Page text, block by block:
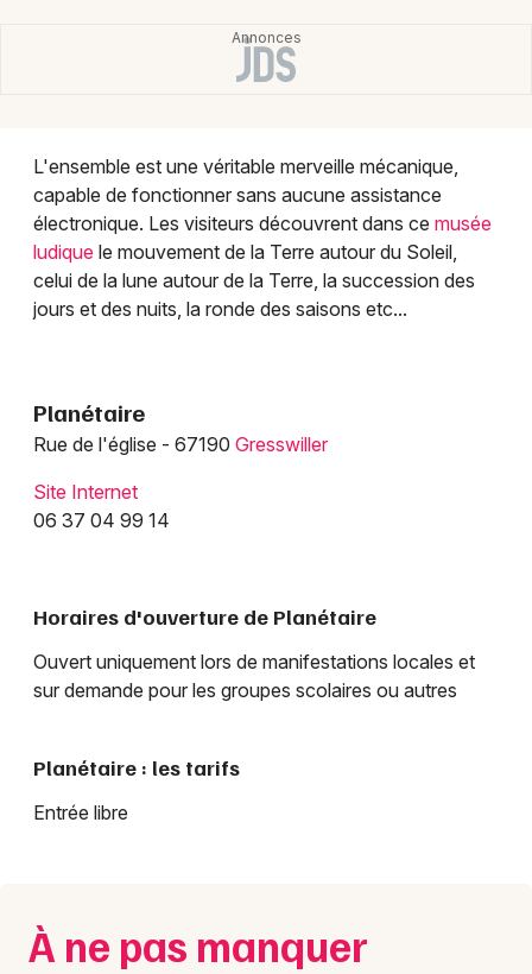
Magazine à Strasbourg
Actus tourisme & loisirs
Restaurants
Choisir mes départements
L'ensemble est une véritable merveille mécanique,
capable de fonctionner sans aucune assistance
électronique. Les visiteurs découvrent dans ce musée
ludique le mouvement de la Terre autour du Soleil,
celui de la lune autour de la Terre, la succession des
jours et des nuits, la ronde des saisons etc...
Planétaire
Rue de l'église - 67190 Gresswiller
Site Internet
06 37 04 99 14
Horaires d'ouverture de Planétaire
Ouvert uniquement lors de manifestations locales et
sur demande pour les groupes scolaires ou autres
Planétaire : les tarifs
Entrée libre
À ne pas manquer